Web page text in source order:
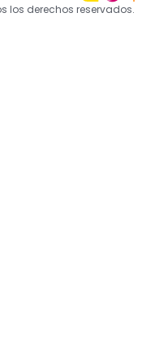
los derechos reservados.